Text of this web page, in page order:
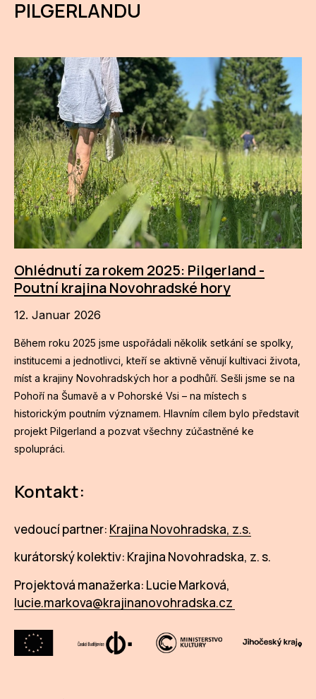
PILGERLANDU
Ohlédnutí za rokem 2025: Pilgerland -
Poutní krajina Novohradské hory
12. Januar 2026
Během roku 2025 jsme uspořádali několik setkání se spolky,
institucemi a jednotlivci, kteří se aktivně věnují kultivaci života,
míst a krajiny Novohradských hor a podhůří. Sešli jsme se na
Pohoří na Šumavě a v Pohorské Vsi – na místech s
historickým poutním významem. Hlavním cílem bylo představit
projekt Pilgerland a pozvat všechny zúčastněné ke
spolupráci.
Kontakt:
vedoucí partner: Krajina Novohradska, z.s.
kurátorský kolektiv: Krajina Novohradska, z. s.
Projektová manažerka: Lucie Marková,
lucie.markova@krajinanovohradska.cz